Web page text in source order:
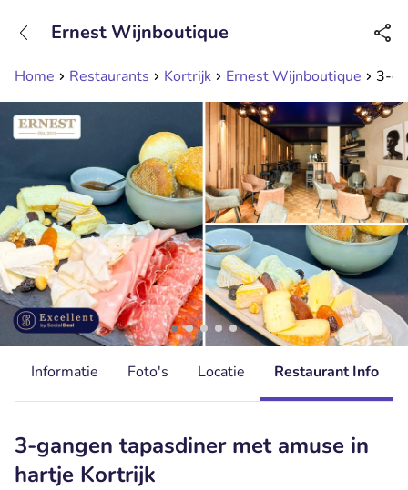
Bereikbaar tot 23:00 uur
Home Restaurants Kortrijk Ernest Wijnboutique 3-
Ernest Wijnboutique
Informatie Foto's Locatie Restaurant Info
3-gangen tapasdiner met amuse in
hartje Kortrijk